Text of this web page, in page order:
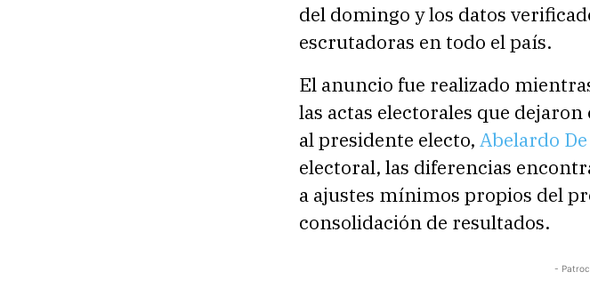
del domingo y los datos
escrutadoras en todo el país.
El anuncio fue realizado
las actas electorales que
al presidente electo, Abelardo
electoral, las diferencias
a ajustes mínimos propios del
consolidación de resultados.
-